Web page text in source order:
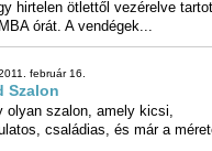
február 2.
Himalája gyermek sóterápia
A levegő